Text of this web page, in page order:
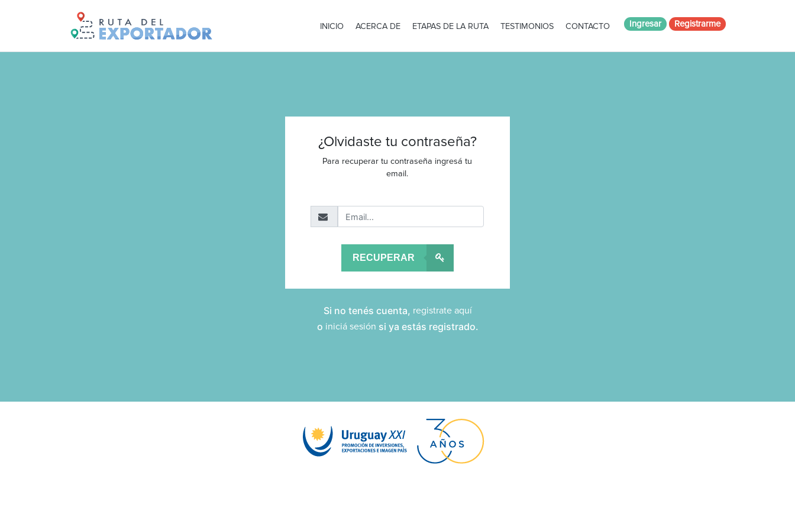
INICIO ACERCA DE ETAPAS DE LA RUTA TESTIMONIOS CONTACTO Ingresar Registrarme
¿Olvidaste tu contraseña?
Para recuperar tu contraseña ingresá tu
email.
RECUPERAR
Si no tenés cuenta, registrate aquí
o iniciá sesión si ya estás registrado.